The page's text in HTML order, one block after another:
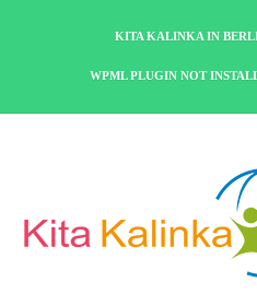
KITA KALINKA IN
WPML PLUGIN NOT